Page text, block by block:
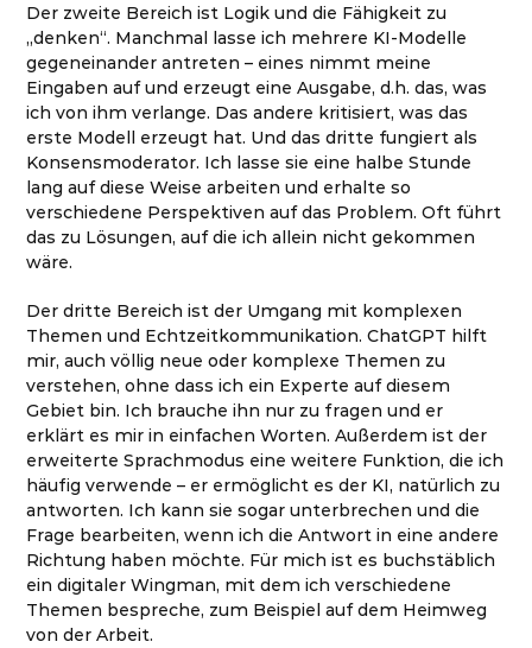
Der zweite Bereich ist Logik und die Fähigkeit zu
„denken“. Manchmal lasse ich mehrere KI-Modelle
gegeneinander antreten – eines nimmt meine
Eingaben auf und erzeugt eine Ausgabe, d.h. das, was
ich von ihm verlange. Das andere kritisiert, was das
erste Modell erzeugt hat. Und das dritte fungiert als
Konsensmoderator. Ich lasse sie eine halbe Stunde
lang auf diese Weise arbeiten und erhalte so
verschiedene Perspektiven auf das Problem. Oft führt
das zu Lösungen, auf die ich allein nicht gekommen
wäre.
Der dritte Bereich ist der Umgang mit komplexen
Themen und Echtzeitkommunikation. ChatGPT hilft
mir, auch völlig neue oder komplexe Themen zu
verstehen, ohne dass ich ein Experte auf diesem
Gebiet bin. Ich brauche ihn nur zu fragen und er
erklärt es mir in einfachen Worten. Außerdem ist der
erweiterte Sprachmodus eine weitere Funktion, die ich
häufig verwende – er ermöglicht es der KI, natürlich zu
antworten. Ich kann sie sogar unterbrechen und die
Frage bearbeiten, wenn ich die Antwort in eine andere
Richtung haben möchte. Für mich ist es buchstäblich
ein digitaler Wingman, mit dem ich verschiedene
Themen bespreche, zum Beispiel auf dem Heimweg
von der Arbeit.